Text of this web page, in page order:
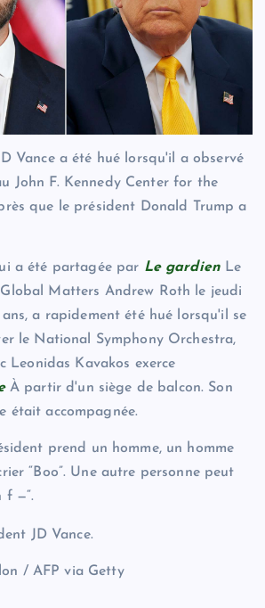
Vance a été hué lorsqu'il a observé
John F. Kennedy Center for the
que le président Donald Trump a
a été partagée par Le gardien Le
Matters Andrew Roth le jeudi
ans, a rapidement été hué lorsqu'il se
le National Symphony Orchestra,
Leonidas Kavakos exerce
À partir d'un siège de balcon. Son
était accompagnée.
prend un homme, un homme
“Boo”. Une autre personne peut
f —“.
JD Vance.
/ AFP via Getty